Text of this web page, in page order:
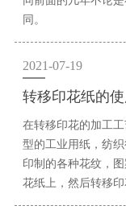
同。
2021-07-19
转移印花纸的
在转移印花的加工
型的工业用纸，纺
印制的各种花纹，
花纸上，然后转移